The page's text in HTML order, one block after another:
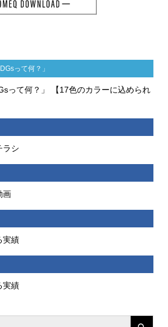
って何？」
って何？」 【17色のカラーに込められ
ラシ
画
実績
実績